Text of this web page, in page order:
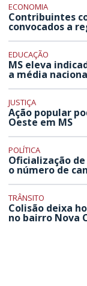
ECONOMIA
Contribuintes
convocados a
EDUCAÇÃO
MS eleva
a média
JUSTIÇA
Ação popular
Oeste em MS
POLÍTICA
Oficialização
o número de
TRÂNSITO
Colisão deixa
no bairro Nova